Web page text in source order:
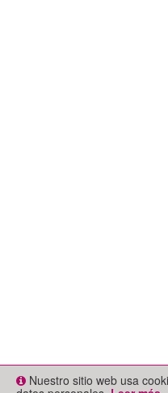
Nuestro sitio web usa